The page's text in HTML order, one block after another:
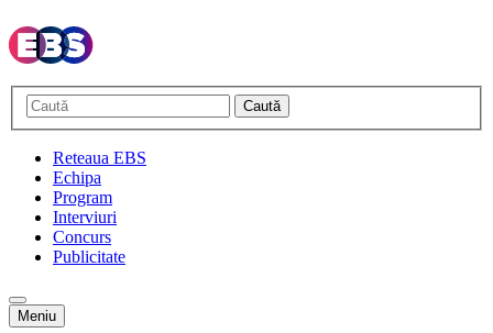
Caută
Reteaua EBS
Echipa
Program
Interviuri
Concurs
Publicitate
Meniu